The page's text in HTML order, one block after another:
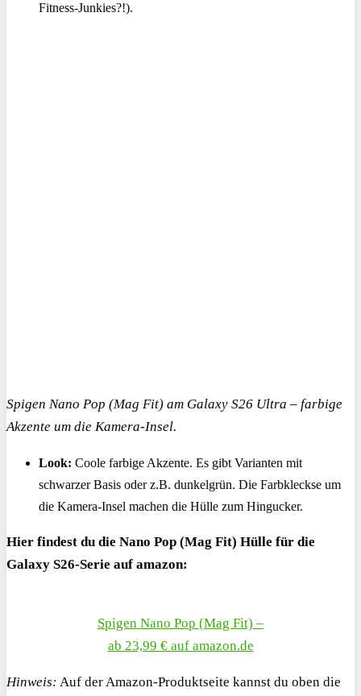
Fitness-Junkies?!).
Spigen Nano Pop (Mag Fit) am Galaxy S26 Ultra – farbige
Akzente um die Kamera-Insel.
Look: Coole farbige Akzente. Es gibt Varianten mit
schwarzer Basis oder z.B. dunkelgrün. Die Farbkleckse um
die Kamera-Insel machen die Hülle zum Hingucker.
Hier findest du die Nano Pop (Mag Fit) Hülle für die
Galaxy S26-Serie auf amazon:
Spigen Nano Pop (Mag Fit) –
ab 23,99 € auf amazon.de
Hinweis: Auf der Amazon-Produktseite kannst du oben die